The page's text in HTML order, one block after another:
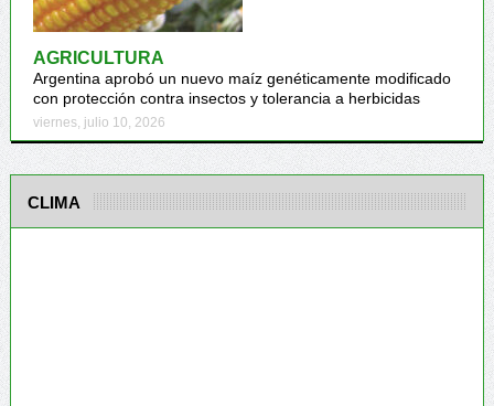
AGRICULTURA
Argentina aprobó un nuevo maíz genéticamente modificado
con protección contra insectos y tolerancia a herbicidas
viernes, julio 10, 2026
CLIMA